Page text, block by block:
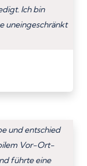
Ich bin
uneingeschränkt
und entschied
Vor-Ort-
führte eine